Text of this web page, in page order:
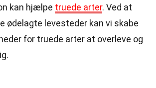
kan hjælpe truede arter. Ved at
ødelagte levesteder kan vi skabe
for truede arter at overleve og